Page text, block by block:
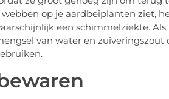
op je aardbeiplanten ziet,
een schimmelziekte.
van water en